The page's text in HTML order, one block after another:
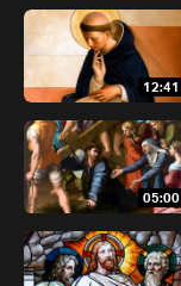
12:41
05:00